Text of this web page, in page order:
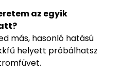
az egyik
más, hasonló hatású
helyett próbálhatsz